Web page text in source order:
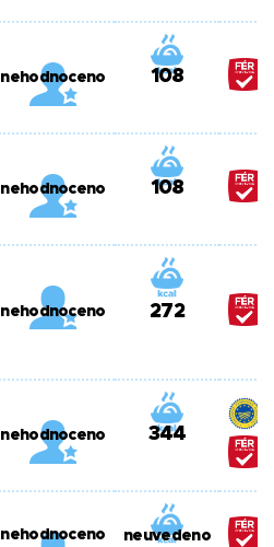
nehodnoceno 108
nehodnoceno 108
nehodnoceno 272
nehodnoceno 344
nehodnoceno neuvedeno